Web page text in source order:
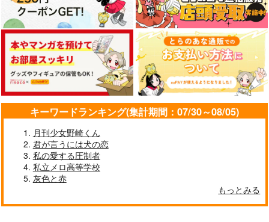
作品詳細 作品詳細 作品詳細
9年目の不運プリンス
1,166円（税込）
10年目の告白【オマ
キーワードランキング(集計期間：07/30～08/05)
月刊少女野崎くん
君が言うには犬の恋
私の愛する圧制者
私立メロ高等学校
灰色と赤
もっとみる